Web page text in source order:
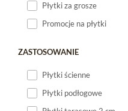
Płytki za grosze
Promocje na płytki
ZASTOSOWANIE
Płytki ścienne
Płytki podłogowe